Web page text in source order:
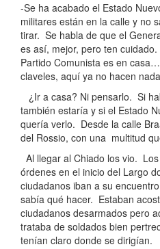
-Se ha acabado el Estado
militares están en la calle y no
tirar. Se habla de que el
es así, mejor, pero ten
Partido Comunista es en
claveles, aquí ya no hacen
¿Ir a casa? Ni pensarlo. Si
también estaría y si el Estado
quería verlo. Desde la calle
del Rossio, con una multitud
Al llegar al Chiado los vio.
órdenes en el inicio del Largo
ciudadanos iban a su
sabía qué hacer. Estaban
ciudadanos desarmados pero
trataba de soldados bien
tenían claro donde se dirigían.